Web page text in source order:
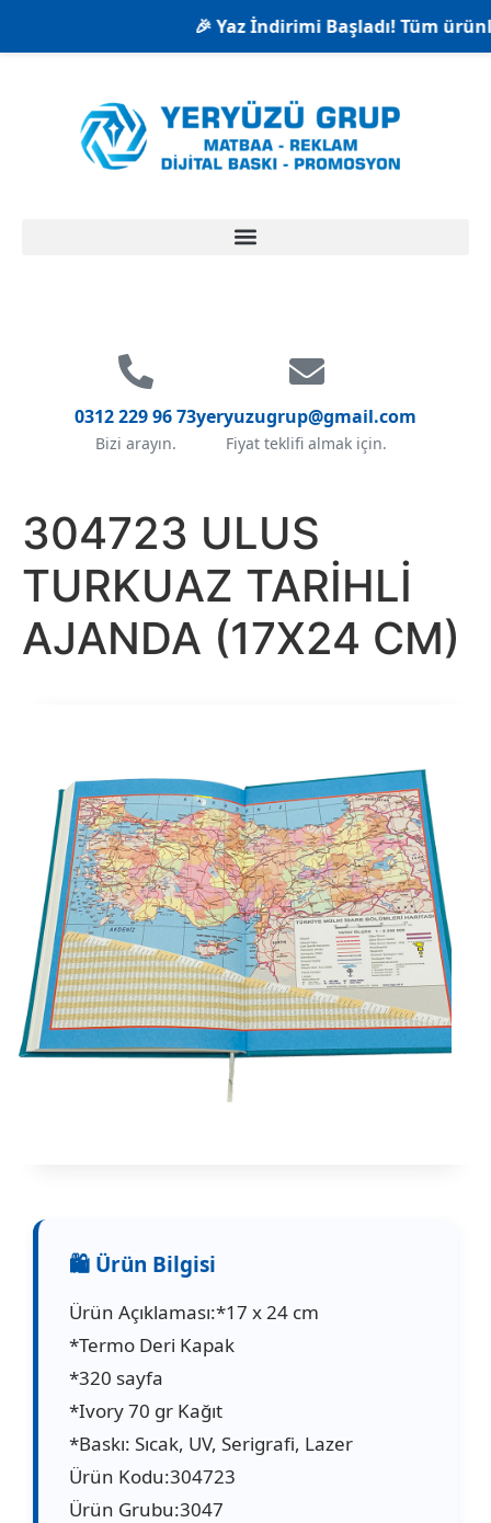
🎉 Yaz İndirimi Başladı! Tüm
0312 229 96 73
Bizi arayın.
yeryuzugrup@gmail.com
Fiyat teklifi almak için.
304723 ULUS
TURKUAZ TARİHLİ
AJANDA (17X24 CM)
Ürün Açıklaması:*17 x 24 cm
*Termo Deri Kapak
*320 sayfa
*Ivory 70 gr Kağıt
*Baskı: Sıcak, UV, Serigrafi, Lazer
Ürün Kodu:304723
Ürün Grubu:3047